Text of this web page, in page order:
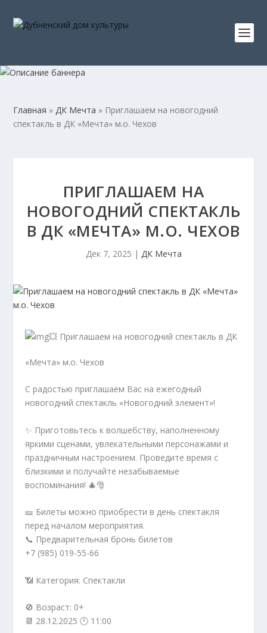
Главная »ДК Мечта » Приглашаем на новогодний
спектакль в ДК «Мечта» м.о. Чехов
ПРИГЛАШАЕМ НА
НОВОГОДНИЙ СПЕКТАКЛЬ
В ДК «МЕЧТА» М.О. ЧЕХОВ
Дек 7, 2025 | ДК Мечта
💥 Приглашаем на новогодний спектакль в ДК
«Мечта» м.о. Чехов
С радостью приглашаем Вас на ежегодный
новогодний спектакль «Новогодний элемент»!
✨ Приготовьтесь к волшебству, наполненному
яркими сценами, увлекательными персонажами и
праздничным настроением. Проведите время с
близкими и получайте незабываемые
воспоминания! 🎄🎅
🎫 Билеты можно приобрести в день спектакля
перед началом мероприятия.
📞 Предварительная бронь билетов
+7 (985) 019-55-66
📶 Категория: Спектакли
🚫 Возраст: 0+
📆 28.12.2025 🕛 11:00